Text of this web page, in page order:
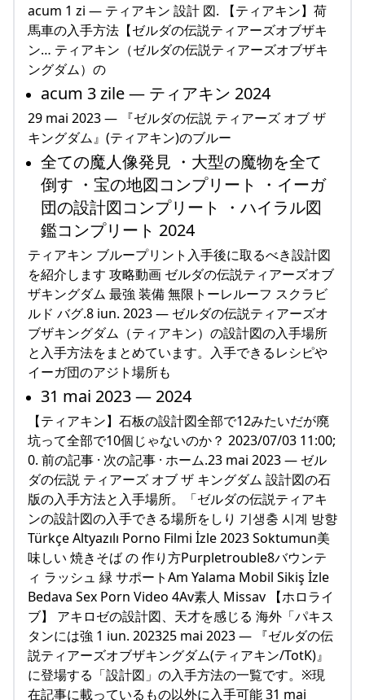
acum 1 zi — ティアキン 設計 図. 【ティアキン】荷
馬車の入手方法【ゼルダの伝説ティアーズオブザキ
ン… ティアキン（ゼルダの伝説ティアーズオブザキ
ングダム）の
acum 3 zile — ティアキン 2024
29 mai 2023 — 『ゼルダの伝説 ティアーズ オブ ザ
キングダム』(ティアキン)のブルー
全ての魔人像発見 ・大型の魔物を全て
倒す ・宝の地図コンプリート ・イーガ
団の設計図コンプリート ・ハイラル図
鑑コンプリート 2024
ティアキン ブループリント入手後に取るべき設計図
を紹介します 攻略動画 ゼルダの伝説ティアーズオブ
ザキングダム 最強 装備 無限トーレルーフ スクラビ
ルド バグ.8 iun. 2023 — ゼルダの伝説ティアーズオ
ブザキングダム（ティアキン）の設計図の入手場所
と入手方法をまとめています。入手できるレシピや
イーガ団のアジト場所も
31 mai 2023 — 2024
【ティアキン】石板の設計図全部で12みたいだが廃
坑って全部で10個じゃないのか？ 2023/07/03 11:00;
0. 前の記事 · 次の記事 · ホーム.23 mai 2023 — ゼル
ダの伝説 ティアーズ オブ ザ キングダム 設計図の石
版の入手方法と入手場所。「ゼルダの伝説ティアキ
ンの設計図の入手できる場所をしり 기생충 시계 방향
Türkçe Altyazılı Porno Filmi İzle 2023 Soktumun美
味しい 焼きそば の 作り方Purpletrouble8バウンテ
ィ ラッシュ 緑 サポートAm Yalama Mobil Sikiş İzle
Bedava Sex Porn Video 4Av素人 Missav 【ホロライ
ブ】 アキロゼの設計図、天才を感じる 海外「パキス
タンには強 1 iun. 202325 mai 2023 — 『ゼルダの伝
説ティアーズオブザキングダム(ティアキン/TotK)』
に登場する「設計図」の入手方法の一覧です。※現
在記事に載っているもの以外に入手可能 31 mai